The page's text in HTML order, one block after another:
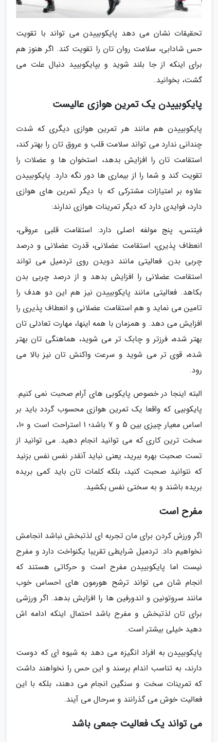
تحقیقات نشان می دهد پایکوبییدن می تواند با تقویت
حس شادابی، سلامت روان تان را تقویت کند. اگر هنوز هم
برای اینکه از جا بلند شوید و بپایکوبیید دنبال علت می
گشت، بخوانید.
پایکوبییدن یک تمرین هوازی عالیست
پایکوبییدن هم مانند هر تمرین هوازی دیگری که شدت
چندانی ندارد می تواند سلامت قلب و عروق تان را بهتر کند،
استقامت تان را افزایش بدهد، استخوان ها و عضلات را
تقویت کند و شما را از بیماری ها دور نگه دارد. پایکوبییدن
علاوه بر امتیازات مشترکی که با دیگر تمرین های هوازی
دارد، فوایدی دارد که دیگر تمرینات هوازی ندارند:
فیتنس، پنج مولفه اصلی دارد: استقامت قلبی عروقی،
انعطاف پذیری، استقامت عضلانی، قدرت عضلانی و درصد
چربی بدن. فعالیتی مانند دویدن روی تردمیل می تواند
استقامت عضلانی را افزایش بدهد و از درصد چربی بدن
بکاهد. فعالیتی مانند پایکوبییدن نیز هم این دو هدف را
تامین می نماید و هم استقامت عضلانی و انعطاف پذیری را
افزایش می دهد. و همزمان با همه اینها، مهارت تعادلی تان
بهتر شده، فرزتر و چابک تر می شوید، هماهنگی تان بهتر
شده، قوی تر می شوید و سرعت واکنش تان نیز بالا می
رود.
البته اینجا در خصوص پایکوبی های آرام صحبت نمی کنیم.
پایکوبیی که واقعا یک تمرین هوازی محسوب گردد باید بر
اساس معیار چیزی بین 5 و 7 باشد؛ 1 استراحت است و 10،
سخت ترین کاری که می توانید انجام دهید. می توانید از
تست صحبت بهره ببرید، یعنی نباید آنقدر نفس نفس بزنید
که نتوانید صحبت کنید، بلکه کلمات تان باید کمی بریده
بریده باشند و به سختی نفس بکشید.
مفرح است
اگر ورزش کردن برای مان تجربه ای لذتبخش نباشد انجامش
نخواهیم داد. تردمیل شرایطی تقریبا یکنواخت دارد و مفرح
نیست اما پایکوبییدن مفرح است و حرکاتی هستند که
انجام شان می تواند ترشح هورمون های احساس خوب
مانند سروتونین و اندورفین ها را افزایش بدهد. اگر ورزشی
برای تان لذتبخش و مفرح باشد احتمال اینکه ادامه اش
دهید خیلی بیشتر است.
پایکوبییدن به افراد انگیزه می دهد به شیوه ای که دوست
دارند، به تناسب اندام برسند و این حس را نخواهند داشت
که تمرینات سخت و سنگین انجام می دهند، بلکه با این
فعالیت خوش می گذرانند و سرحال می آیند.
می تواند یک فعالیت جمعی باشد